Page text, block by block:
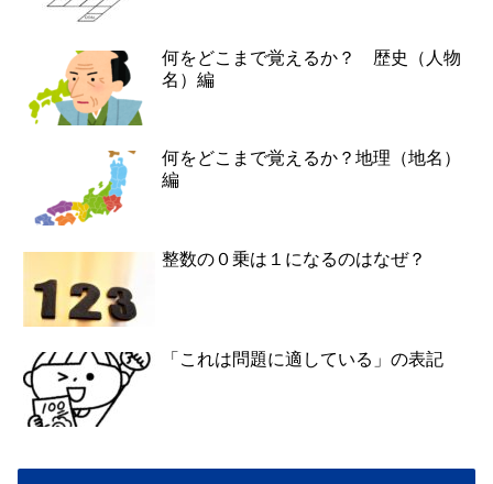
何をどこまで覚えるか？ 歴史（人物
名）編
何をどこまで覚えるか？地理（地名）
編
整数の０乗は１になるのはなぜ？
「これは問題に適している」の表記